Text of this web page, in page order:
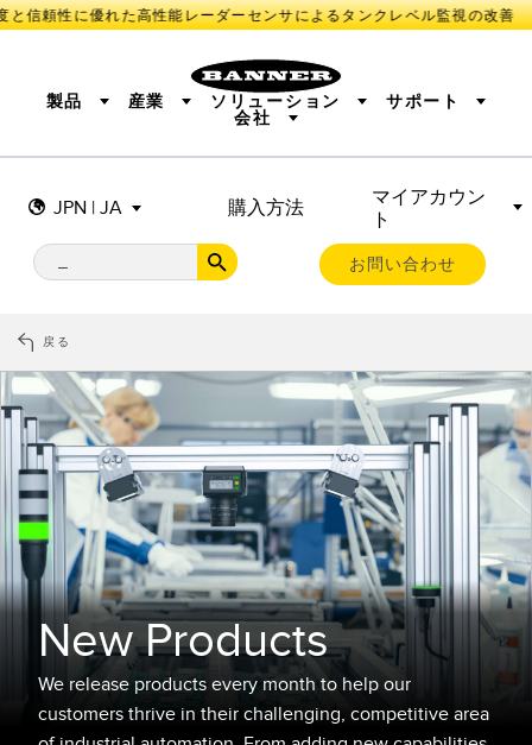
と信頼性に優れた高性能レーダーセンサによるタンクレベル監視の改善
JPN | JA 購入方法
マイアカウン
ト
お問い合わせ
製品
センサ
測定ソリューション
BARCODE & VISION
リモートI/O
CONNECTIVITY
ソフトウエア
技術
センサ
光電センサ
レーザー距離測定
測定アレイ
3D TOF
レーダーセンサ
超音波センサ
産業 ソリューション
IIOT AND THE SMART FACTORY
MACHINE GUARDING
PICK-TO-LIGHT
INDUSTRIAL ILLUMINATION
MEASUREMENT & INSPECTION
VEHICLE DETECTION
PREDICTIVE MAINTENANCE
RADAR APPLICATIONS
IIOT AND THE SMART
FACTORY
Overall Equipment Effectiveness (OEE)
リモート監視
タンクレベルの監視
予知保全および予防保全のための状態監視
サポート
会社
戻る
New Products
We release products every month to help our
customers thrive in their challenging, competitive area